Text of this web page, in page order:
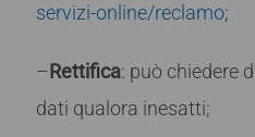
servizi-online/reclamo;
–Rettifica: può chiedere
dati qualora inesatti;